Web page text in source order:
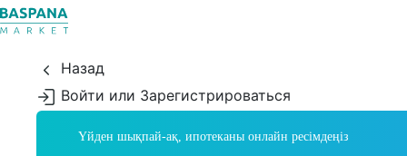
Назад
Войти или Зарегистрироваться
Үйден шықпай-ақ, ипотеканы онлайн ресімдеңіз